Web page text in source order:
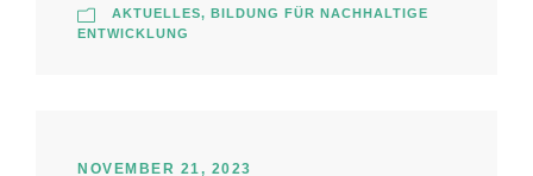
AKTUELLES, BILDUNG FÜR NACHHALTIGE
ENTWICKLUNG
NOVEMBER 21, 2023